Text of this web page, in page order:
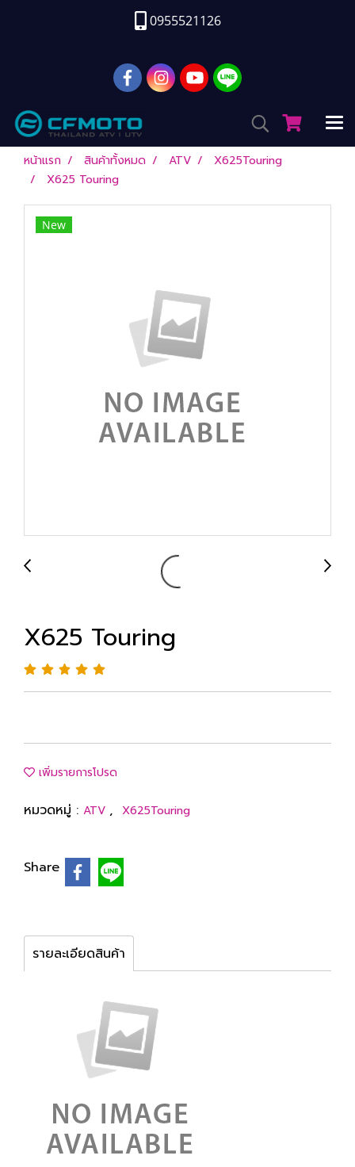
0955521126
หน้าแรก สินค้าทั้งหมด ATV
X625Touring
X625 Touring
New
X625 Touring
เพิ่มรายการโปรด
หมวดหมู่ : ATV , X625Touring
Share
รายละเอียดสินค้า